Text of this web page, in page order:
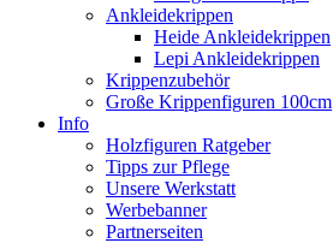
Ankleidekrippen
Heide Ankleidekrippen
Lepi Ankleidekrippen
Krippenzubehör
Große Krippenfiguren 100cm
Info
Holzfiguren Ratgeber
Tipps zur Pflege
Unsere Werkstatt
Werbebanner
Partnerseiten